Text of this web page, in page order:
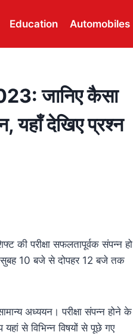
Education Automobiles
जानिए कैसा
यहाँ देखिए प्रश्न
की परीक्षा सफलतापूर्वक संपन्न हो
सुबह 10 बजे से दोपहर 12 बजे तक
अध्ययन। परीक्षा संपन्न होने के
से विभिन्न विषयों से पूछे गए